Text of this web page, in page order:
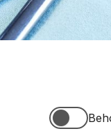
Behold